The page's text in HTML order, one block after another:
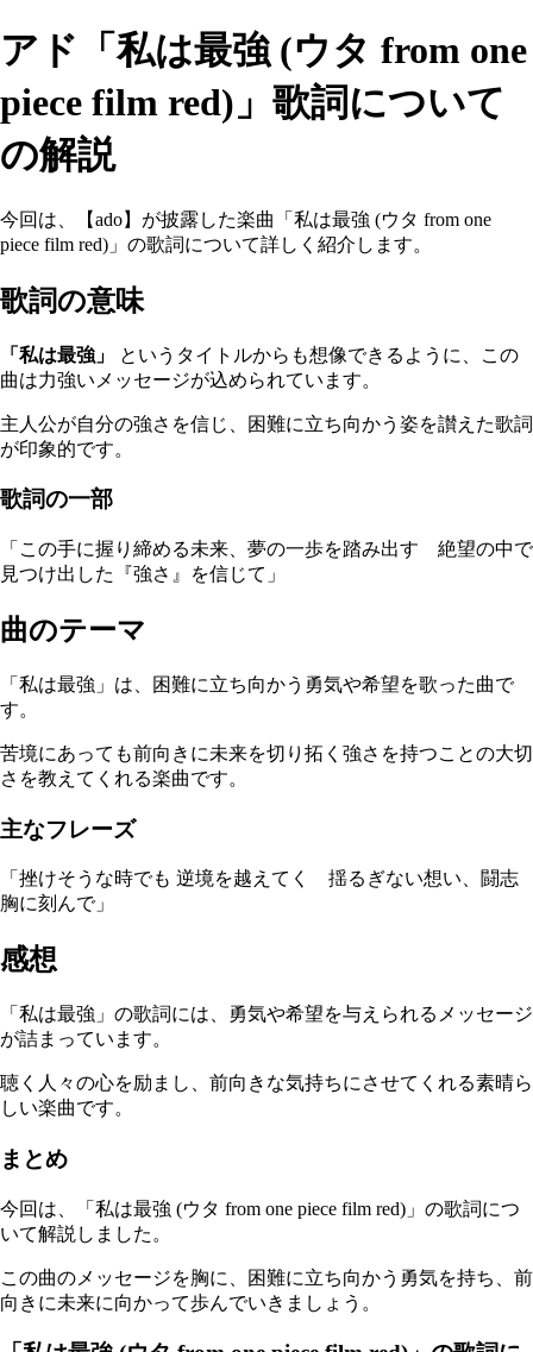
アド「私は最強 (ウタ from one
piece film red)」歌詞について
の解説
今回は、【ado】が披露した楽曲「私は最強 (ウタ from one
piece film red)」の歌詞について詳しく紹介します。
歌詞の意味
「私は最強」
というタイトルからも想像できるように、この
曲は力強いメッセージが込められています。
主人公が自分の強さを信じ、困難に立ち向かう姿を讃えた歌詞
が印象的です。
歌詞の一部
「この手に握り締める未来、夢の一歩を踏み出す 絶望の中で
見つけ出した『強さ』を信じて」
曲のテーマ
「私は最強」は、困難に立ち向かう勇気や希望を歌った曲で
す。
苦境にあっても前向きに未来を切り拓く強さを持つことの大切
さを教えてくれる楽曲です。
主なフレーズ
「挫けそうな時でも 逆境を越えてく 揺るぎない想い、闘志
胸に刻んで」
感想
「私は最強」の歌詞には、勇気や希望を与えられるメッセージ
が詰まっています。
聴く人々の心を励まし、前向きな気持ちにさせてくれる素晴ら
しい楽曲です。
まとめ
今回は、「私は最強 (ウタ from one piece film red)」の歌詞につ
いて解説しました。
この曲のメッセージを胸に、困難に立ち向かう勇気を持ち、前
向きに未来に向かって歩んでいきましょう。